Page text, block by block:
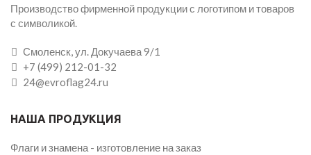
Производство фирменной продукции с логотипом и товаров
с символикой.
Смоленск, ул. Докучаева 9/1
+7 (499) 212-01-32
24@evroflag24.ru
НАША ПРОДУКЦИЯ
Флаги и знамена - изготовление на заказ